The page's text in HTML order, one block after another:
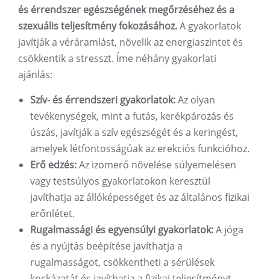
és érrendszer egészségének megőrzéséhez és a
szexuális teljesítmény fokozásához.A gyakorlatok
javítják a véráramlást, növelik az energiaszintet és
csökkentik a stresszt. Íme néhány gyakorlati
ajánlás:
Szív- és érrendszeri gyakorlatok:Az olyan
tevékenységek, mint a futás, kerékpározás és
úszás, javítják a szív egészségét és a keringést,
amelyek létfontosságúak az erekciós funkcióhoz.
Erő edzés:Az izomerő növelése súlyemelésen
vagy testsúlyos gyakorlatokon keresztül
javíthatja az állóképességet és az általános fizikai
erőnlétet.
Rugalmassági és egyensúlyi gyakorlatok:A jóga
és a nyújtás beépítése javíthatja a
rugalmasságot, csökkentheti a sérülések